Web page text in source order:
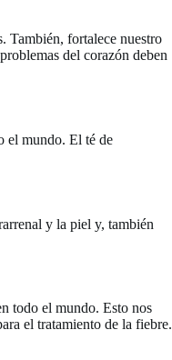
También, fortalece nuestro
del corazón deben
el mundo. El té de
y la piel y, también
todo el mundo. Esto nos
el tratamiento de la fiebre.